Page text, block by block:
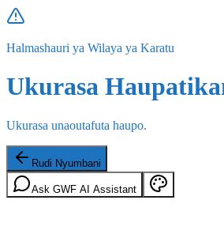
Halmashauri ya Wilaya ya Karatu
Ukurasa
Ukurasa unaoutafuta haupo.
Rudi Nyumbani
Ask GWF AI Assistant